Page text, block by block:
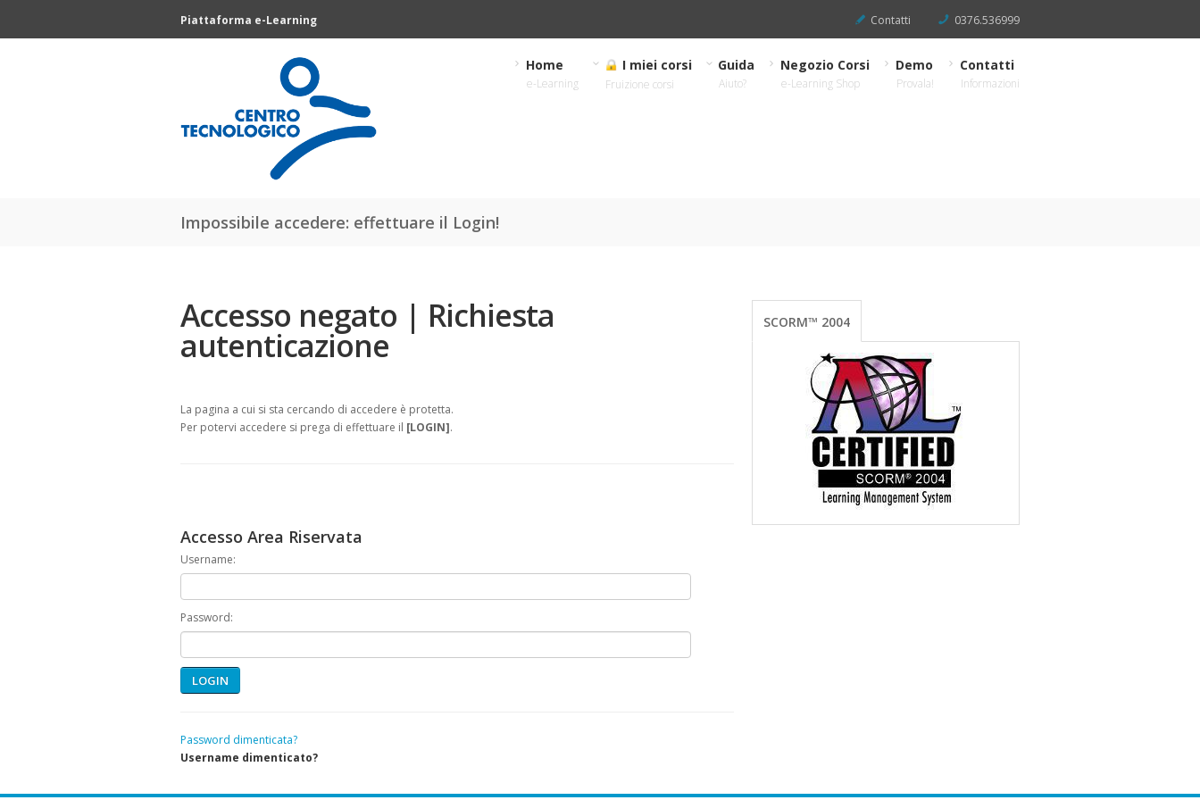
Piattaforma e-Learning Contatti 0376.536999
Home
e-Learning
I miei corsi
Fruizione corsi
Guida
Aiuto?
Negozio Corsi
e-Learning Shop
Demo
Provala!
Contatti
Informazioni
Impossibile accedere: effettuare il Login!
Accesso negato | Richiesta
autenticazione
La pagina a cui si sta cercando di accedere è protetta.
Per potervi accedere si prega di effettuare il [LOGIN].
Accesso Area Riservata
Username:
Password:
LOGIN
Password dimenticata?
Username dimenticato?
SCORM™ 2004